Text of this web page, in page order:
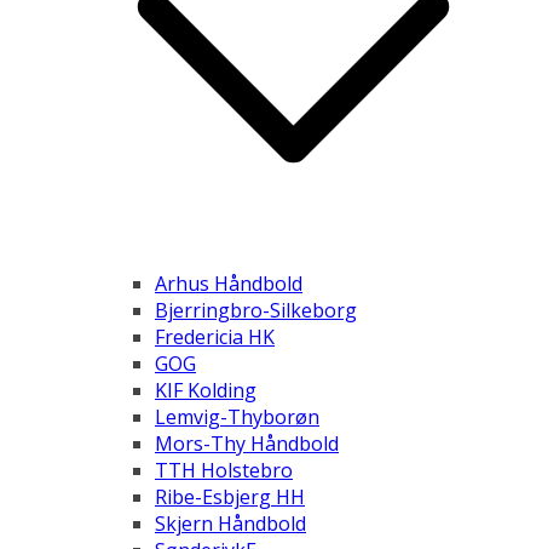
Arhus Håndbold
Bjerringbro-Silkeborg
Fredericia HK
GOG
KIF Kolding
Lemvig-Thyborøn
Mors-Thy Håndbold
TTH Holstebro
Ribe-Esbjerg HH
Skjern Håndbold